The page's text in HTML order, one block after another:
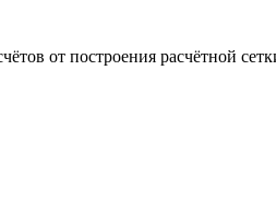
от построения расчётной сетки